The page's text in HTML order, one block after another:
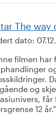
The way
dato:
filmen har
og
får
12 år.